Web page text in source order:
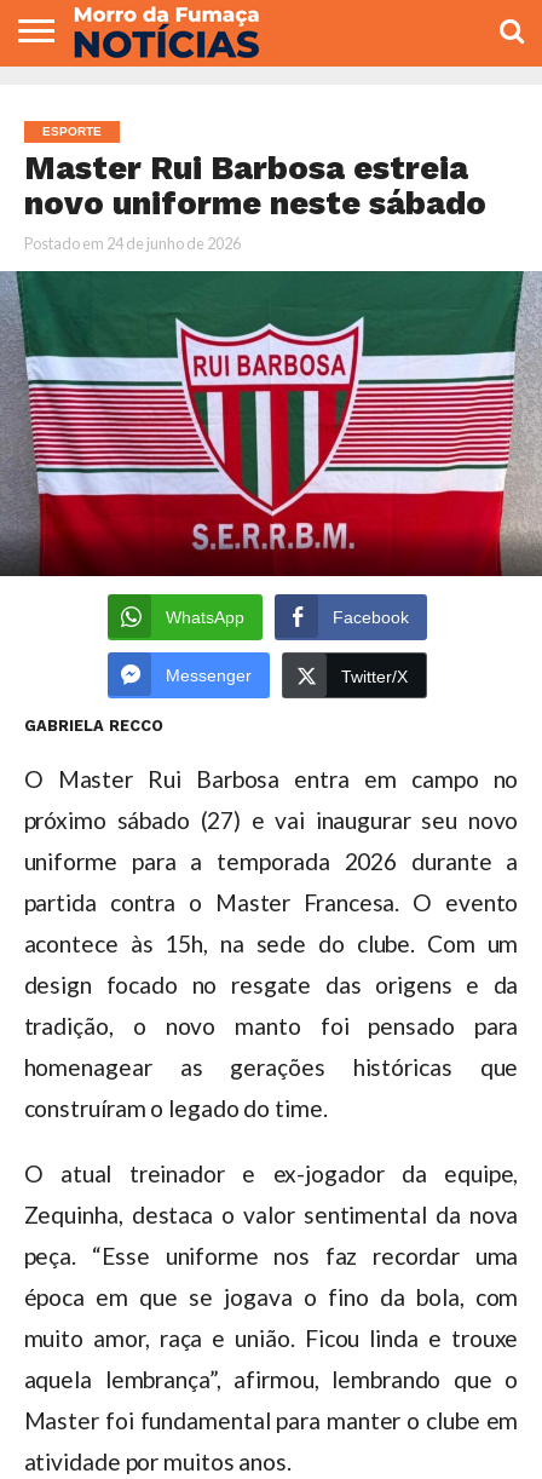
VEREADORES
ESPORTE
Master Rui Barbosa estreia
novo uniforme neste sábado
Postado em 24 de junho de 2026
WhatsApp Facebook
Messenger Twitter/X
GABRIELA RECCO
O Master Rui Barbosa entra em campo no
próximo sábado (27) e vai inaugurar seu novo
uniforme para a temporada 2026 durante a
partida contra o Master Francesa. O evento
acontece às 15h, na sede do clube. Com um
design focado no resgate das origens e da
tradição, o novo manto foi pensado para
homenagear as gerações históricas que
construíram o legado do time.
O atual treinador e ex-jogador da equipe,
Zequinha, destaca o valor sentimental da nova
peça. “Esse uniforme nos faz recordar uma
época em que se jogava o fino da bola, com
muito amor, raça e união. Ficou linda e trouxe
aquela lembrança”, afirmou, lembrando que o
Master foi fundamental para manter o clube em
atividade por muitos anos.